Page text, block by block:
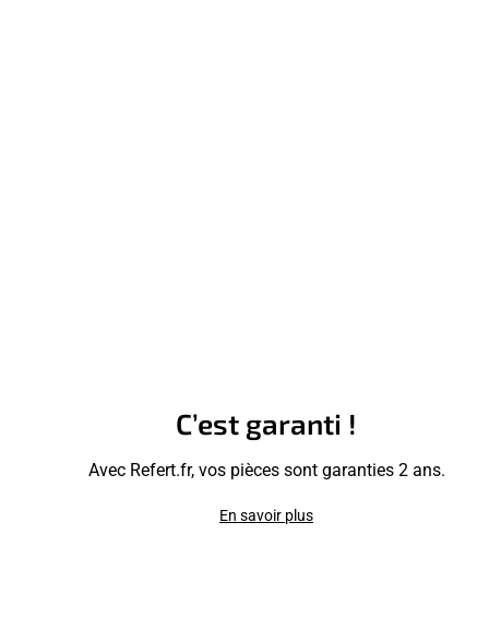
C’est garanti !
Avec Refert.fr, vos pièces sont garanties 2 ans.
En savoir plus